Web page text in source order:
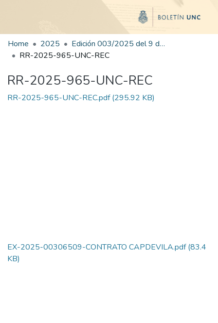
Home 2025
Edición 003/2025 del 9 de junio de 2025
RR-2025-965-UNC-REC
RR-2025-965-UNC-REC
RR-2025-965-UNC-REC.pdf(295.92 KB)
EX-2025-00306509-CONTRATO CAPDEVILA.pdf(83.4
KB)